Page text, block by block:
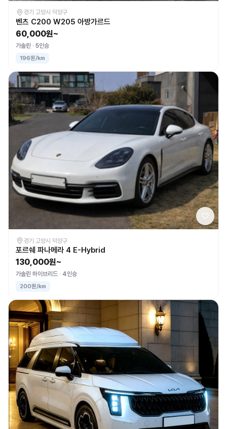
경기 고양시 덕양구
벤츠 C200 W205 아방가르드
60,000원~
가솔린 5인승
196원/km
경기 고양시 덕양구
포르쉐 파나메라 4 E-Hybrid
130,000원~
가솔린 하이브리드 4인승
200원/km